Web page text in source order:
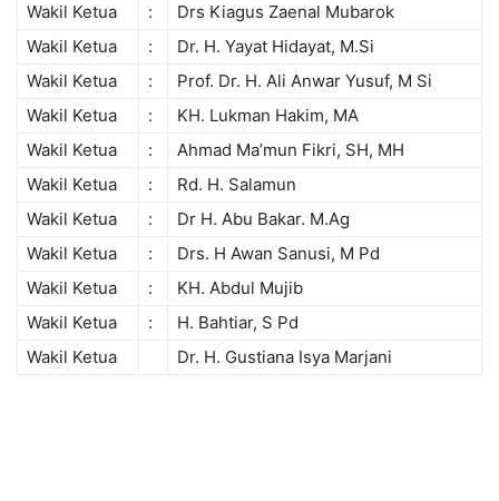
Wakil Ketua
:
Drs Kiagus Zaenal Mubarok
Wakil Ketua
:
Dr. H. Yayat Hidayat, M.Si
Wakil Ketua
:
Prof. Dr. H. Ali Anwar Yusuf, M Si
Wakil Ketua
:
KH. Lukman Hakim, MA
Wakil Ketua
:
Ahmad Ma’mun Fikri, SH, MH
Wakil Ketua
:
Rd. H. Salamun
Wakil Ketua
:
Dr H. Abu Bakar. M.Ag
Wakil Ketua
:
Drs. H Awan Sanusi, M Pd
Wakil Ketua
:
KH. Abdul Mujib
Wakil Ketua
:
H. Bahtiar, S Pd
Wakil Ketua
Dr. H. Gustiana Isya Marjani